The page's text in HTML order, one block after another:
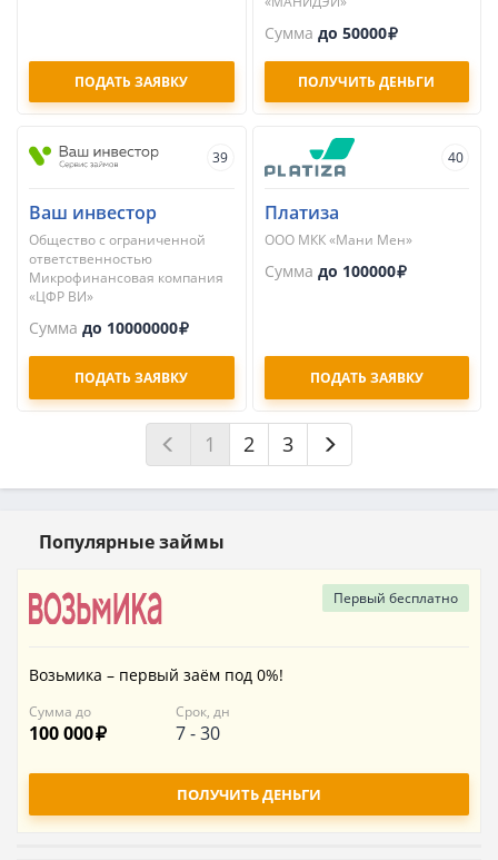
ПОДАТЬ ЗАЯВКУ
Сумма до 50000
ПОЛУЧИТЬ ДЕНЬГИ
39
Ваш инвестор
Общество с ограниченной
ответственностью
Микрофинансовая компания
«ЦФР ВИ»
Сумма до 10000000
ПОДАТЬ ЗАЯВКУ
40
Платиза
ООО МКК «Мани Мен»
Сумма до 100000
ПОДАТЬ ЗАЯВКУ
1 2 3
Популярные займы
Возьмика – первый заём под 0%!
Сумма до
100 000
Срок, дн
7-30
Первый бесплатно
ПОЛУЧИТЬ ДЕНЬГИ